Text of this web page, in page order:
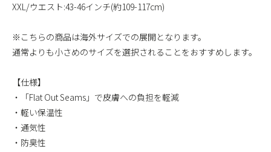
XXL/ウエスト:43-46インチ(約109-117cm)
※こちらの商品は海外サイズでの展開となります。
通常よりも小さめのサイズを選択されることをおすすめします。
【仕様】
・「Flat Out Seams」で皮膚への負担を軽減
・軽い保温性
・通気性
・防臭性